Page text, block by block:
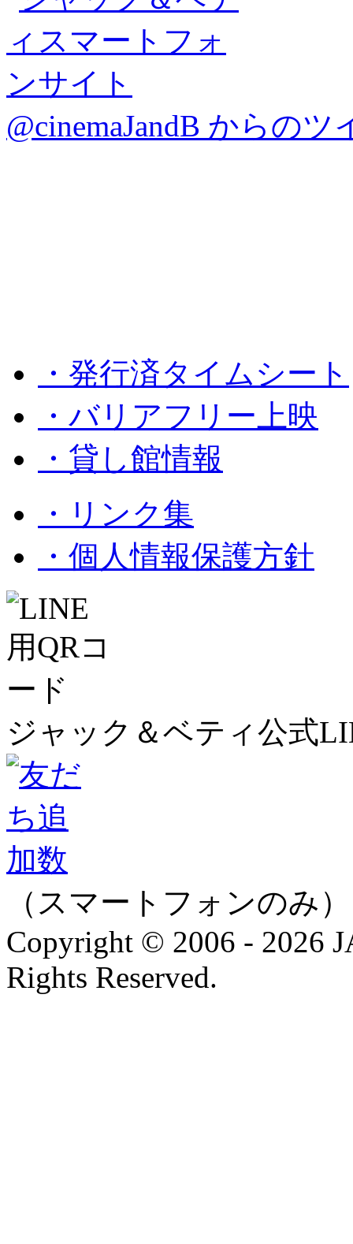
@cinemaJandB からのツ
・発行済タイムシート
・バリアフリー上映
・貸し館情報
・リンク集
・個人情報保護方針
ジャック＆ベティ公式
（スマートフォンのみ）
Copyright © 2006 - 2026
Rights Reserved.